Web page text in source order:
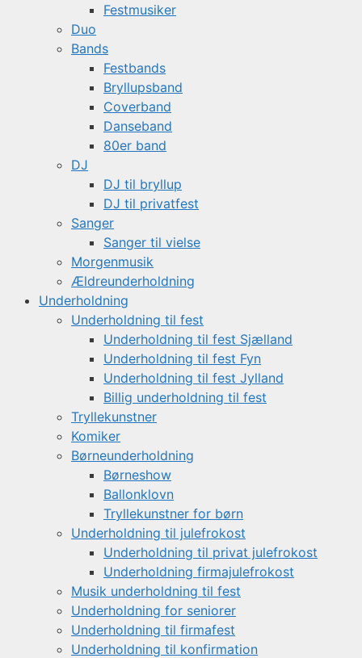
Festmusiker
Duo
Bands
Festbands
Bryllupsband
Coverband
Danseband
80er band
DJ
DJ til bryllup
DJ til privatfest
Sanger
Sanger til vielse
Morgenmusik
Ældreunderholdning
Underholdning
Underholdning til fest
Underholdning til fest Sjælland
Underholdning til fest Fyn
Underholdning til fest Jylland
Billig underholdning til fest
Tryllekunstner
Komiker
Børneunderholdning
Børneshow
Ballonklovn
Tryllekunstner for børn
Underholdning til julefrokost
Underholdning til privat julefrokost
Underholdning firmajulefrokost
Musik underholdning til fest
Underholdning for seniorer
Underholdning til firmafest
Underholdning til konfirmation